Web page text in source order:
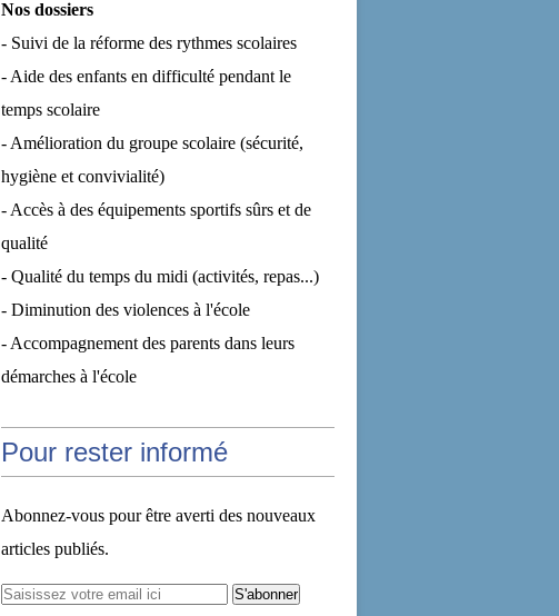
Nos dossiers
- Suivi de la réforme des rythmes scolaires
- Aide des enfants en difficulté pendant le
temps scolaire
- Amélioration du groupe scolaire (sécurité,
hygiène et convivialité)
- Accès à des équipements sportifs sûrs et de
qualité
- Qualité du temps du midi (activités, repas...)
- Diminution des violences à l'école
- Accompagnement des parents dans leurs
démarches à l'école
Pour rester informé
Abonnez-vous pour être averti des nouveaux
articles publiés.